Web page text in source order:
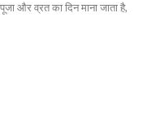
और व्रत का दिन माना जाता है,